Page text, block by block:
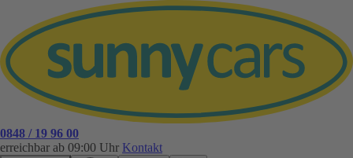
0848 / 19 96 00
erreichbar ab 09:00 Uhr Kontakt